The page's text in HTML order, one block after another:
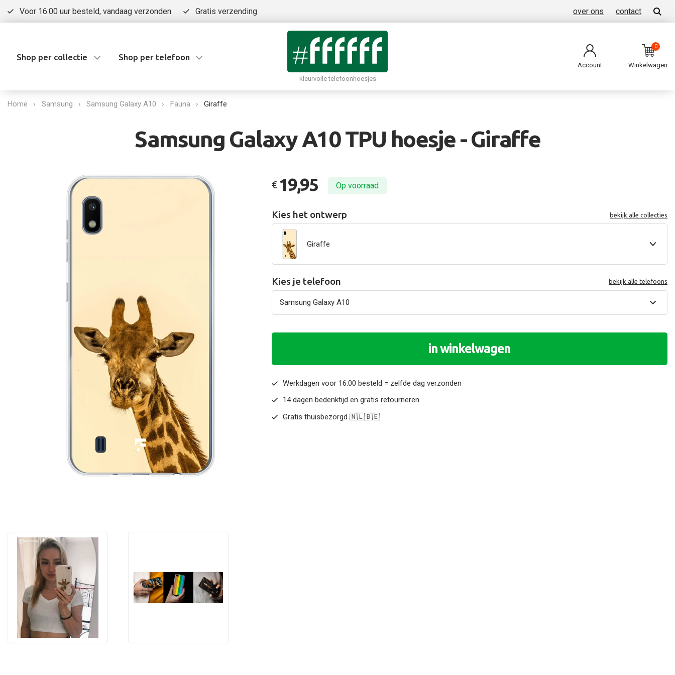
Voor 16:00 uur besteld, vandaag verzonden Gratis verzending over ons contact
Shop per collectie Shop per telefoon
kleurvolle telefoonhoesjes
Account
0
Winkelwagen
Home Samsung Samsung Galaxy A10 Fauna Giraffe
Samsung Galaxy A10 TPU hoesje - Giraffe
€ 19,95 Op voorraad
Kies het ontwerp bekijk alle collecties
Giraffe
Kies je telefoon bekijk alle telefoons
in winkelwagen
Werkdagen voor 16:00 besteld = zelfde dag verzonden
14 dagen bedenktijd en gratis retourneren
Gratis thuisbezorgd 🇳🇱🇧🇪